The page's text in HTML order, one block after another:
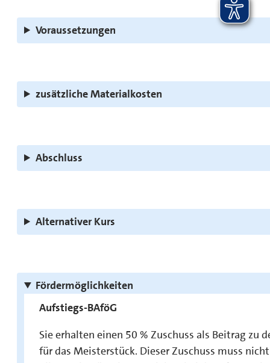
Voraussetzungen
zusätzliche Materialkosten
Abschluss
Alternativer Kurs
Fördermöglichkeiten
Aufstiegs-BAföG
Sie erhalten einen 50 % Zuschuss als Beitrag zu
für das Meisterstück. Dieser Zuschuss muss